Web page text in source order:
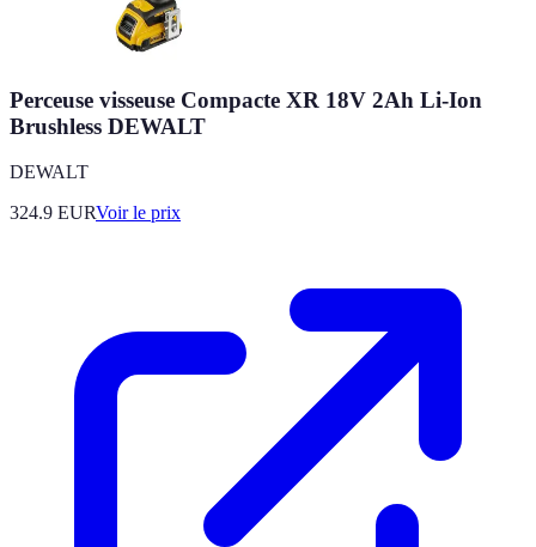
Perceuse visseuse Compacte XR 18V 2Ah Li-Ion
Brushless DEWALT
DEWALT
324.9 EURVoir le prix